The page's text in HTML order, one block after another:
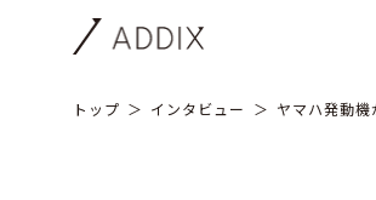
トップ インタビュー ヤマハ発動